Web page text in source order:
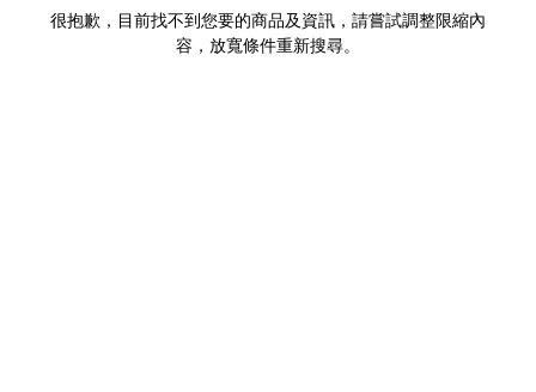
很抱歉，目前找不到您要的商品及資訊，請嘗試調整限縮內
容，放寬條件重新搜尋。